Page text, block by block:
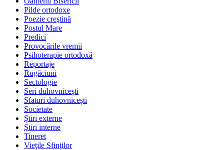
Pilde ortodoxe
Poezie creştină
Postul Mare
Predici
Provocările vremii
Psihoterapie ortodoxă
Reportaje
Rugăciuni
Sectologie
Seri duhovnicești
Sfaturi duhovnicești
Societate
Știri externe
Ştiri interne
Tineret
Vieţile Sfinţilor